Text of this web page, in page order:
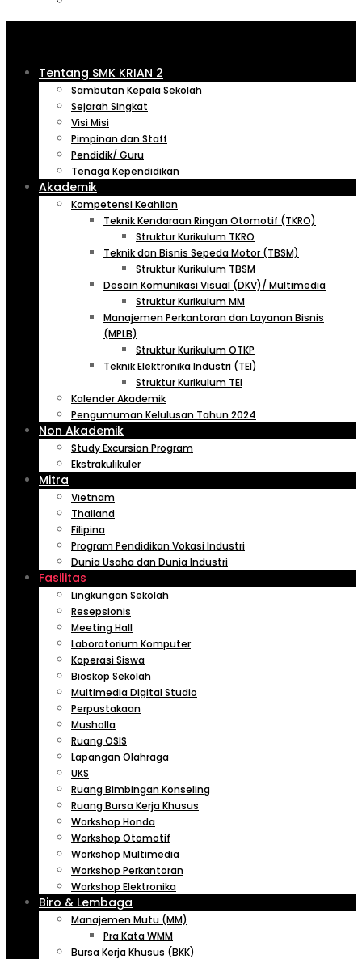
Tentang SMK KRIAN 2
Sambutan Kepala Sekolah
Sejarah Singkat
Visi Misi
Pimpinan dan Staff
Pendidik/ Guru
Tenaga Kependidikan
Akademik
Kompetensi Keahlian
Teknik Kendaraan Ringan Otomotif (TKRO)
Struktur Kurikulum TKRO
Teknik dan Bisnis Sepeda Motor (TBSM)
Struktur Kurikulum TBSM
Desain Komunikasi Visual (DKV)/ Multimedia
Struktur Kurikulum MM
Manajemen Perkantoran dan Layanan Bisnis
(MPLB)
Struktur Kurikulum OTKP
Teknik Elektronika Industri (TEI)
Struktur Kurikulum TEI
Kalender Akademik
Pengumuman Kelulusan Tahun 2024
Non Akademik
Study Excursion Program
Ekstrakulikuler
Mitra
Vietnam
Thailand
Filipina
Program Pendidikan Vokasi Industri
Dunia Usaha dan Dunia Industri
Fasilitas
Lingkungan Sekolah
Resepsionis
Meeting Hall
Laboratorium Komputer
Koperasi Siswa
Bioskop Sekolah
Multimedia Digital Studio
Perpustakaan
Musholla
Ruang OSIS
Lapangan Olahraga
UKS
Ruang Bimbingan Konseling
Ruang Bursa Kerja Khusus
Workshop Honda
Workshop Otomotif
Workshop Multimedia
Workshop Perkantoran
Workshop Elektronika
Biro & Lembaga
Manajemen Mutu (MM)
Pra Kata WMM
Bursa Kerja Khusus (BKK)